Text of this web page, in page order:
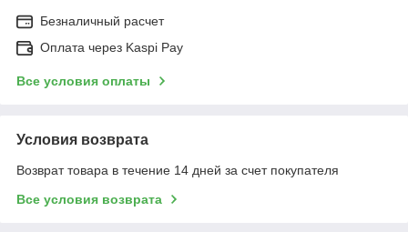
Безналичный расчет
Оплата через Kaspi Pay
Все условия оплаты
Условия возврата
Возврат товара в течение 14 дней за счет покупателя
Все условия возврата